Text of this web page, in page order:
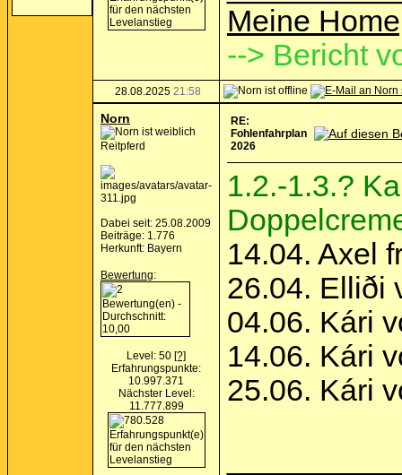
Meine
--> Bericht
28.08.2025 21:58
Norn
Reitpferd
Dabei seit: 25.08.2009
Beiträge: 1.776
Herkunft: Bayern
Bewertung:
Level: 50 [?]
Erfahrungspunkte:
10.997.371
Nächster Level:
11.777.899
RE:
Fohlenfahrplan
2026
1.2.-1.3.?
14.04. Axel
26.04. Elliði
04.06. Kári
14.06. Kári
25.06. Kári